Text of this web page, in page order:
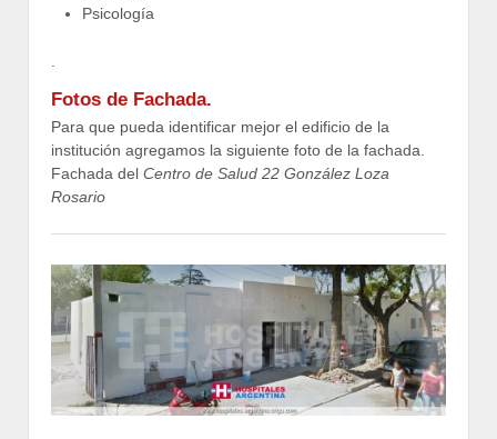
Psicología
.
Fotos de Fachada.
Para que pueda identificar mejor el edificio de la
institución agregamos la siguiente foto de la fachada.
Fachada del Centro de Salud 22 González Loza
Rosario